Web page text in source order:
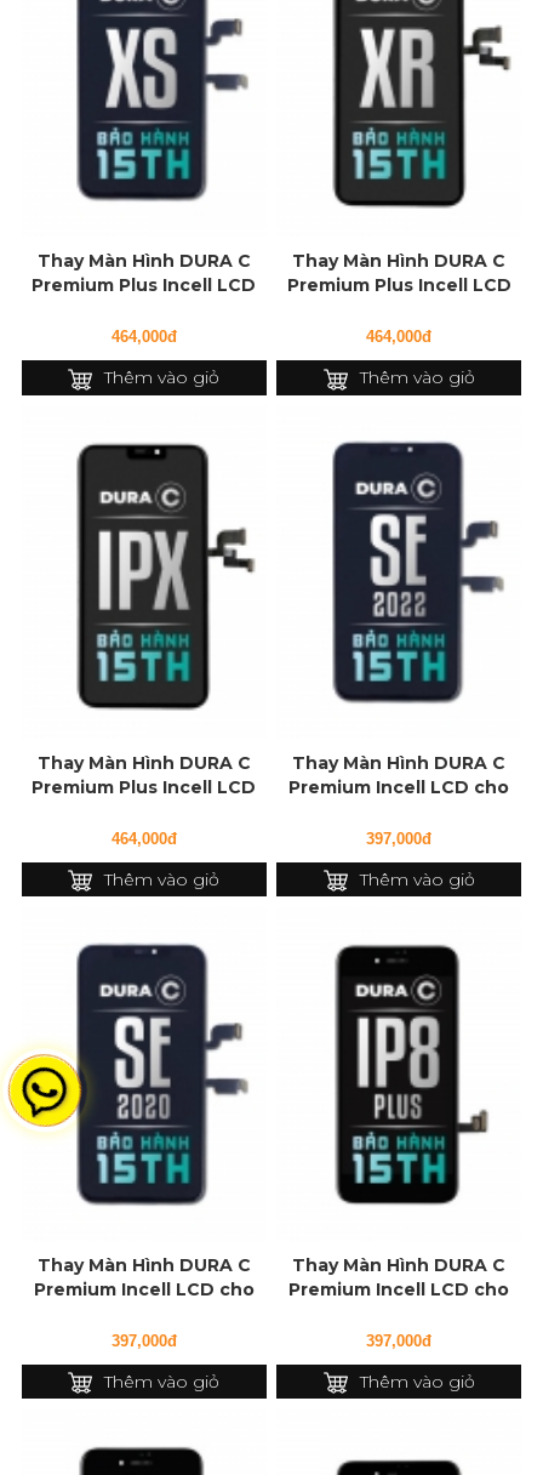
Thay Màn Hình DURA C
Premium Plus Incell LCD
464,000đ
Thêm vào giỏ
Thay Màn Hình DURA C
Premium Plus Incell LCD
464,000đ
Thêm vào giỏ
Thay Màn Hình DURA C
Premium Plus Incell LCD
464,000đ
Thêm vào giỏ
Thay Màn Hình DURA C
Premium Incell LCD cho
397,000đ
Thêm vào giỏ
Thay Màn Hình DURA C
Premium Incell LCD cho
397,000đ
Thêm vào giỏ
Thay Màn Hình DURA C
Premium Incell LCD cho
397,000đ
Thêm vào giỏ